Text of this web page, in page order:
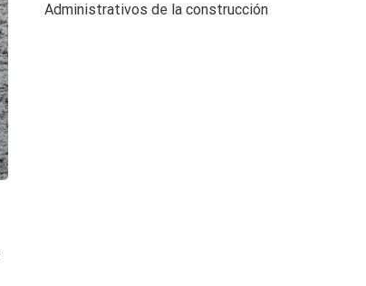
Administrativos de la construcción